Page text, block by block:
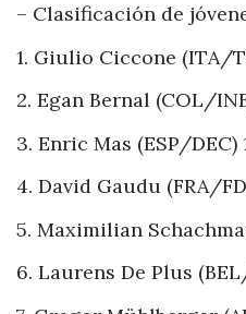
– Clasificación de
1. Giulio Ciccone (ITA/
2. Egan Bernal (COL/
3. Enric Mas (ESP/DEC)
4. David Gaudu (FRA/
5. Maximilian
6. Laurens De Plus